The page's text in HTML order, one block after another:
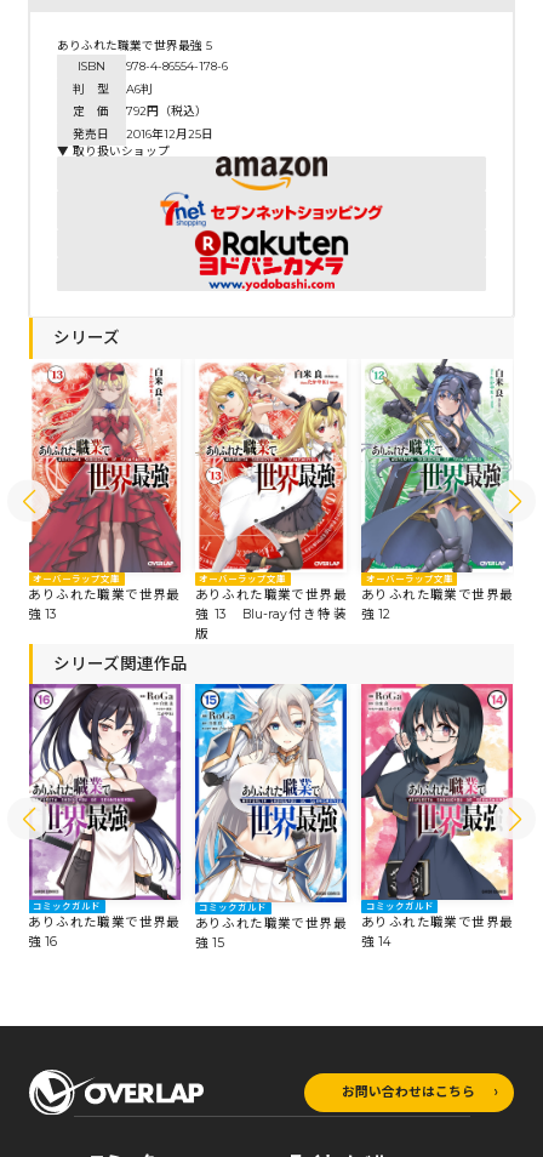
ありふれた職業で世界最強 5
ISBN
978-4-86554-178-6
判 型
A6判
定 価
792円（税込）
発売日
2016年12月25日
▼ 取り扱いショップ
シリーズ
オーバーラップ文庫
ありふれた職業で世界最
強 13
オーバーラップ文庫
ありふれた職業で世界最
強 13 Blu-ray付き特装
版
オーバーラップ文庫
ありふれた職業で世界最
強 12
シリーズ関連作品
コミックガルド
ありふれた職業で世界最
強 16
コミックガルド
ありふれた職業で世界最
強 15
コミックガルド
ありふれた職業で世界最
強 14
お問い合わせはこちら